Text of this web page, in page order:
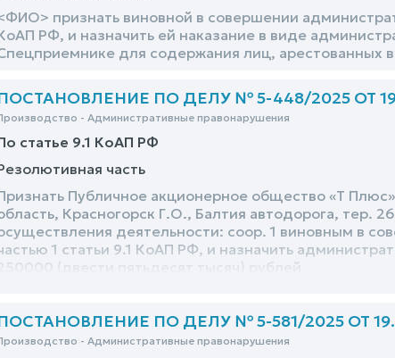
признать виновной в совершении
РФ, и назначить ей наказание в виде
для содержания лиц, арестованных
ПО ДЕЛУ № 5-448/2025 ОТ
- Административные правонарушения
статье 9.1 КоАП РФ
часть
Публичное акционерное общество «Т
Красногорск Г.О., Балтия автодорога, тер.
деятельности: соор. 1 виновным в
1 статьи 9.1 КоАП РФ, и назначить
250000 (двести пятьдесят тысяч) рублей
ПО ДЕЛУ № 5-581/2025 ОТ
- Административные правонарушения